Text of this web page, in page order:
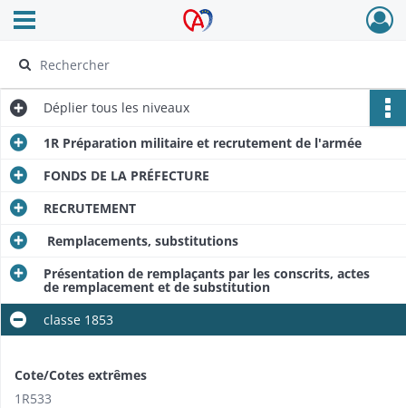
Archives Alsace - Colmar
Ouvrir le menu déroulant
Déplier tous les niveaux
1R Préparation militaire et recrutement de l'armée
FONDS DE LA PRÉFECTURE
RECRUTEMENT
Remplacements, substitutions
Présentation de remplaçants par les conscrits, actes
de remplacement et de substitution
classe 1853
Cote/Cotes extrêmes
1R533